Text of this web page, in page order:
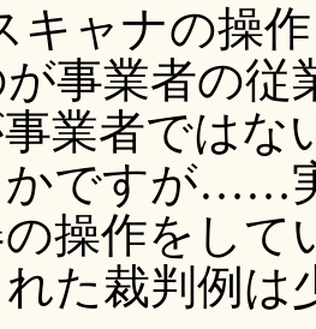
キャナの操
事業者の従
業者ではな
ですが……
操作をして
た裁判例は